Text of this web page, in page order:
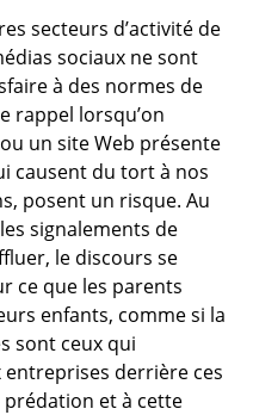
secteurs d’activité de
sociaux ne sont
à des normes de
rappel lorsqu’on
un site Web présente
causent du tort à nos
posent un risque. Au
signalements de
le discours se
ce que les parents
enfants, comme si la
sont ceux qui
derrière ces
et à cette